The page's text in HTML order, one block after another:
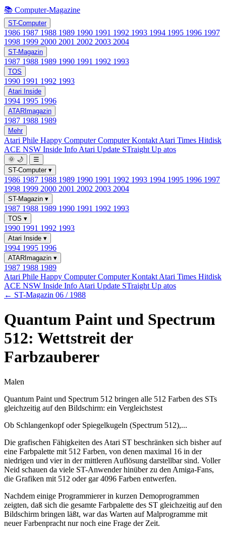
📚 Computer-Magazine
ST-Computer
1986 1987 1988 1989 1990 1991 1992 1993 1994 1995 1996 1997
1998 1999 2000 2001 2002 2003 2004
ST-Magazin
1987 1988 1989 1990 1991 1992 1993
TOS
1990 1991 1992 1993
Atari Inside
1994 1995 1996
ATARImagazin
1987 1988 1989
Mehr
Atari Phile Happy ComputerComputer Kontakt Atari Times Hitdisk
ACE NSW Inside Info Atari Update STraight Up atos
🌞 🌙
☰
ST-Computer ▾
1986 1987 1988 1989 1990 1991 1992 1993 1994 1995 1996 1997
1998 1999 2000 2001 2002 2003 2004
ST-Magazin ▾
1987 1988 1989 1990 1991 1992 1993
TOS ▾
1990 1991 1992 1993
Atari Inside ▾
1994 1995 1996
ATARImagazin ▾
1987 1988 1989
Atari Phile Happy ComputerComputer Kontakt Atari Times Hitdisk
ACE NSW Inside Info Atari Update STraight Up atos
← ST-Magazin 06 / 1988
Quantum Paint und Spectrum
512: Wettstreit der
Farbzauberer
Malen
Quantum Paint und Spectrum 512 bringen alle 512 Farben des STs
gleichzeitig auf den Bildschirm: ein Vergleichstest
Ob Schlangenkopf oder Spiegelkugeln (Spectrum 512),...
Die grafischen Fähigkeiten des Atari ST beschränken sich bisher auf
eine Farbpalette mit 512 Farben, von denen maximal 16 in der
niedrigen und vier in der mittleren Auflösung darstellbar sind. Voller
Neid schauen da viele ST-Anwender hinüber zu den Amiga-Fans,
die Grafiken mit 512 oder gar 4096 Farben entwerfen.
Nachdem einige Programmierer in kurzen Demoprogrammen
zeigten, daß sich die gesamte Farbpalette des ST gleichzeitig auf den
Bildschirm bringen läßt, war das Warten auf Malprogramme mit
neuer Farbenpracht nur noch eine Frage der Zeit.